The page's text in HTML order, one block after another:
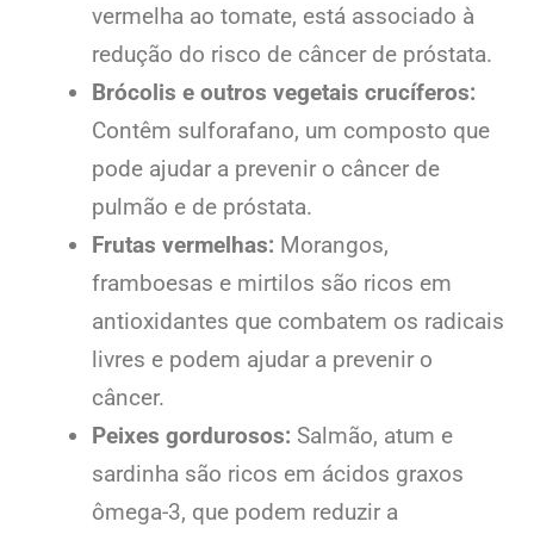
vermelha ao tomate, está associado à
redução do risco de câncer de próstata.
Brócolis e outros vegetais crucíferos:
Contêm sulforafano, um composto que
pode ajudar a prevenir o câncer de
pulmão e de próstata.
Frutas vermelhas: Morangos,
framboesas e mirtilos são ricos em
antioxidantes que combatem os radicais
livres e podem ajudar a prevenir o
câncer.
Peixes gordurosos: Salmão, atum e
sardinha são ricos em ácidos graxos
ômega-3, que podem reduzir a